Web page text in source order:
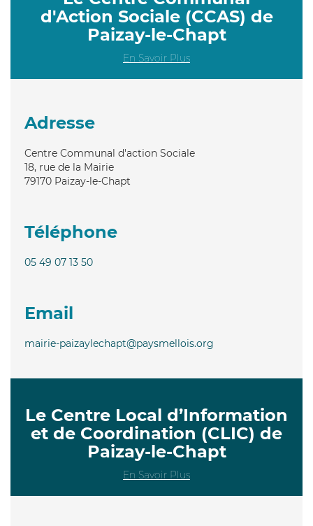
d'Action Sociale (CCAS) de
Paizay-le-Chapt
En Savoir Plus
Adresse
Centre Communal d'action Sociale
18, rue de la Mairie
79170 Paizay-le-Chapt
Téléphone
05 49 07 13 50
Email
mairie-paizaylechapt@paysmellois.org
Le Centre Local d’Information
et de Coordination (CLIC) de
Paizay-le-Chapt
En Savoir Plus